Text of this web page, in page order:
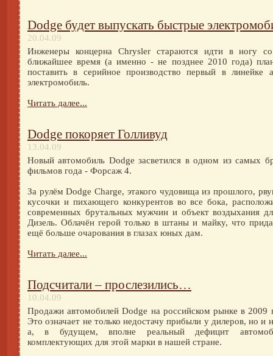
Dodge будет выпускать быстрые
20.04.09
Инженеры концерна Chrysler стараются идти в ногу
ближайшее время (а именно - не позднее 2010 года)
поставить в серийное производство первый в линейке
электромобиль.
Читать далее...
Dodge покоряет Голливуд
13.04.09
Новый автомобиль Dodge засветился в одном из самых
фильмов года - Форсаж 4.
За рулём Dodge Charge, этакого чудовища из прошлого,
кусочки и пихающего конкурентов во все бока,
современных брутальных мужчин и объект воздыхания
Дизель. Облачён герой только в штаны и майку, что
ещё больше очарования в глазах юных дам.
Читать далее...
Подсчитали – прослезились…
10.04.09
Продажи автомобилей Dodge на российском рынке в 2009
Это означает не только недостачу прибыли у дилеров, но и
а, в будущем, вполне реальный дефицит
комплектующих для этой марки в нашей стране.